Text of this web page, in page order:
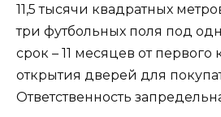
11,5 тысячи квадратных
три футбольных поля под
срок – 11 месяцев от
открытия дверей для
Ответственность